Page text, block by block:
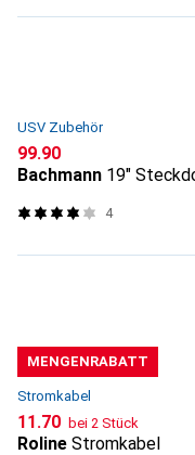
USV Zubehör
CHF
99.90
Bachmann 19"
4
MENGENRABATT
Stromkabel
CHF
11.70 bei 2 Stück
Roline Stromkabel